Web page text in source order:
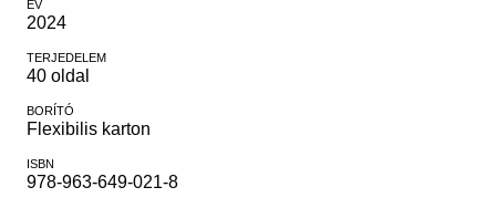
Régészet
Felnőttképzés
Közérdekű adatok
Képcsarnok
Történeti Fényképtár
Éremtár
Adattár
ÉV
2024
TERJEDELEM
40 oldal
BORÍTÓ
Flexibilis karton
ISBN
978-963-649-021-8